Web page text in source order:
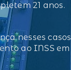
21 anos.
nesses
ao INSS